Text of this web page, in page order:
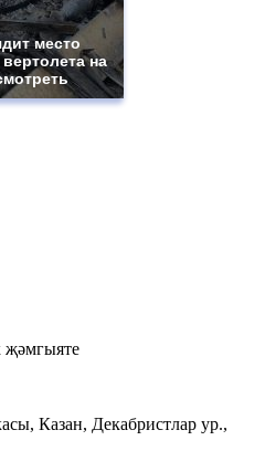
место
на
Казан, Декабристлар ур.,